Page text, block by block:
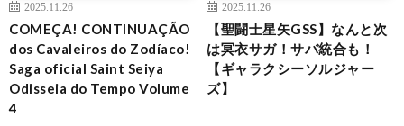
2025.11.26
COMEÇA! CONTINUAÇÃO
dos Cavaleiros do Zodíaco!
Saga oficial Saint Seiya
Odisseia do Tempo Volume
4
2025.11.26
【聖闘士星矢GSS】なんと次
は冥衣サガ！サバ統合も！
【ギャラクシーソルジャー
ズ】